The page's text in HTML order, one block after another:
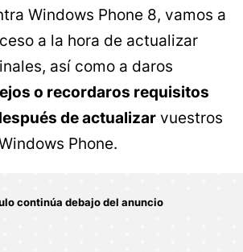
Windows Phone 8, vamos a
a la hora de actualizar
así como a daros
o recordaros requisitos
de actualizar vuestros
Phone.